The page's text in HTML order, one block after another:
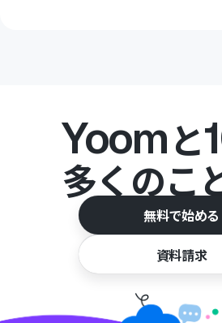
Yoomと
多くのこ
無料で始める
資料請求